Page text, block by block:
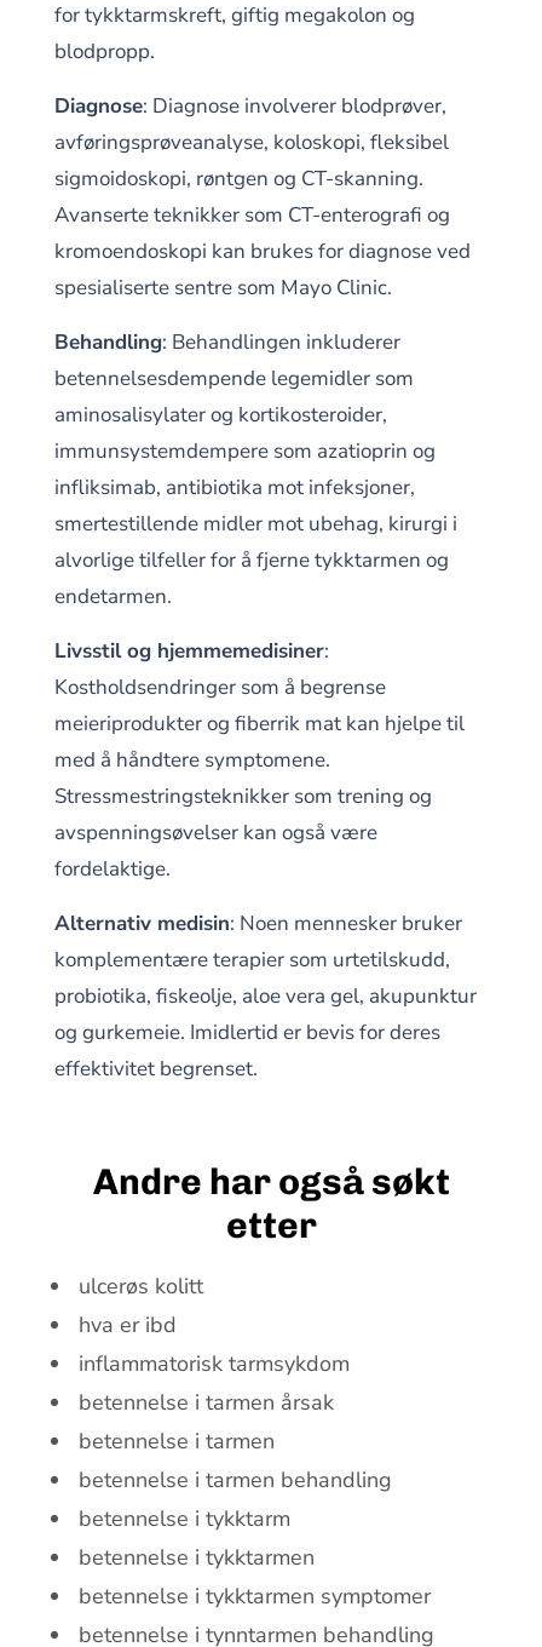
for tykktarmskreft, giftig megakolon og
blodpropp.
Diagnose: Diagnose involverer blodprøver,
avføringsprøveanalyse, koloskopi, fleksibel
sigmoidoskopi, røntgen og CT-skanning.
Avanserte teknikker som CT-enterografi og
kromoendoskopi kan brukes for diagnose ved
spesialiserte sentre som Mayo Clinic.
Behandling: Behandlingen inkluderer
betennelsesdempende legemidler som
aminosalisylater og kortikosteroider,
immunsystemdempere som azatioprin og
infliksimab, antibiotika mot infeksjoner,
smertestillende midler mot ubehag, kirurgi i
alvorlige tilfeller for å fjerne tykktarmen og
endetarmen.
Livsstil og hjemmemedisiner:
Kostholdsendringer som å begrense
meieriprodukter og fiberrik mat kan hjelpe til
med å håndtere symptomene.
Stressmestringsteknikker som trening og
avspenningsøvelser kan også være
fordelaktige.
Alternativ medisin: Noen mennesker bruker
komplementære terapier som urtetilskudd,
probiotika, fiskeolje, aloe vera gel, akupunktur
og gurkemeie. Imidlertid er bevis for deres
effektivitet begrenset.
Andre har også søkt
etter
ulcerøs kolitt
hva er ibd
inflammatorisk tarmsykdom
betennelse i tarmen årsak
betennelse i tarmen
betennelse i tarmen behandling
betennelse i tykktarm
betennelse i tykktarmen
betennelse i tykktarmen symptomer
betennelse i tynntarmen behandling